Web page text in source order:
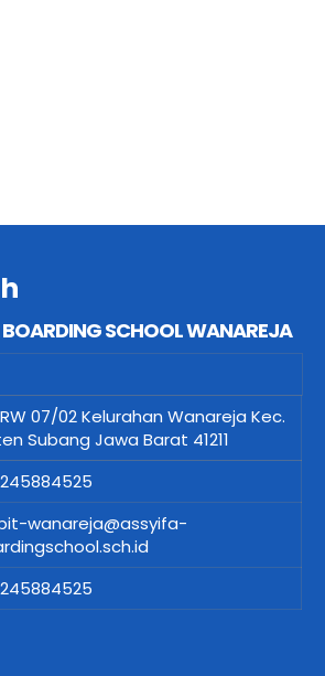
SCHOOL WANAREJA
RW 07/02 Kelurahan Wanareja Kec.
Subang Jawa Barat 41211
wanareja@assyifa-